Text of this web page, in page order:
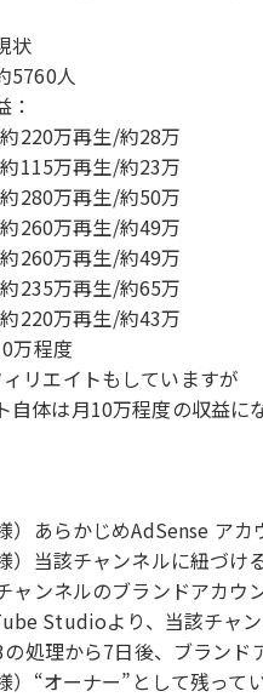
状
5760人
：
220万再生/約28万
115万再生/約23万
280万再生/約50万
260万再生/約49万
260万再生/約49万
235万再生/約65万
220万再生/約43万
万程度
リエイトもしていますが
自体は月10万程度の収益に
）あらかじめAdSense ア
）当該チャンネルに紐づ
ャンネルのブランドアカウ
Studioより、当該チャ
処理から7日後、ブラン
）“オーナー”として残っ